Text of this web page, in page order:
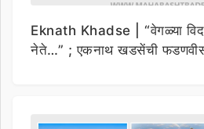
Eknath Khadse | “वेगळ्या
नेते…” ; एकनाथ खडसेंची